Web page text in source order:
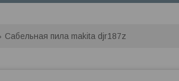
Сабельная пила makita djr187z